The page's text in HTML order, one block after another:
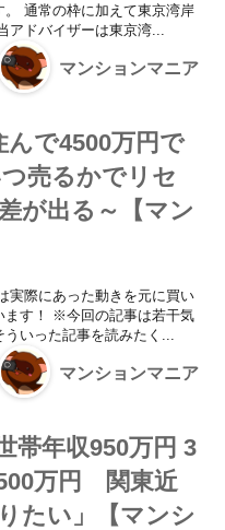
通常の枠に加えて東京湾岸
アドバイザーは東京湾...
マンションマニア
んで4500万円で
売るかでリセ
が出る～【マン
実際にあった動きを元に買い
ます！ ※今回の記事は若干気
いった記事を読みたく...
マンションマニア
帯年収950万円 3
万円 関東近
たい」【マンシ